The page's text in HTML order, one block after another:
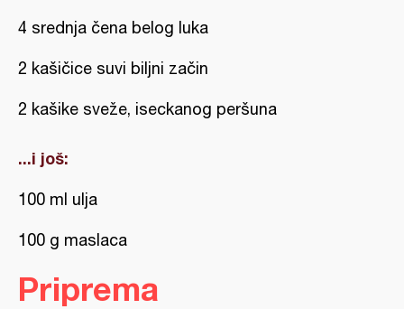
4 srednja čena belog luka
2 kašičice suvi biljni začin
2 kašike sveže, iseckanog peršuna
...i još:
100 ml ulja
100 g maslaca
Priprema